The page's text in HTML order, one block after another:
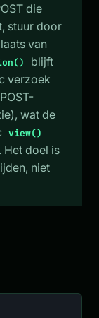
die
stuur door
van
blijft
verzoek
wat de
view()
Het doel is
niet